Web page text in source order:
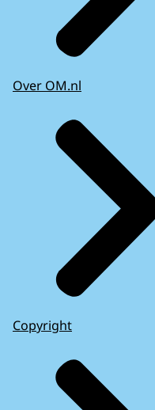
Over OM.nl
Copyright